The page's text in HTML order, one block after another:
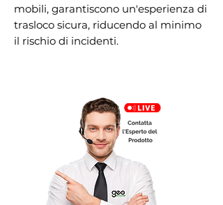
mobili, garantiscono un'esperienza di
trasloco sicura, riducendo al minimo
il rischio di incidenti.